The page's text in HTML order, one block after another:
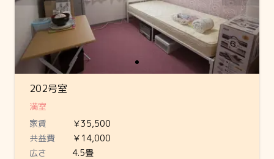
202号室
満室
家賃
￥35,500
共益費
￥14,000
広さ
4.5畳